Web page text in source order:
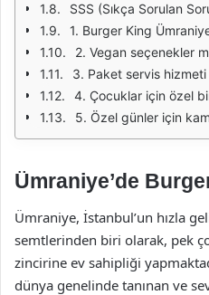
SSS (Sıkça Sorulan
1. Burger King Ümraniye'de
2. Vegan seçenekler
3. Paket servis hizmeti
4. Çocuklar için özel
5. Özel günler için
Ümraniye’de
Ümraniye, İstanbul’un hızla
semtlerinden biri olarak, pek
zincirine ev sahipliği
dünya genelinde tanınan ve